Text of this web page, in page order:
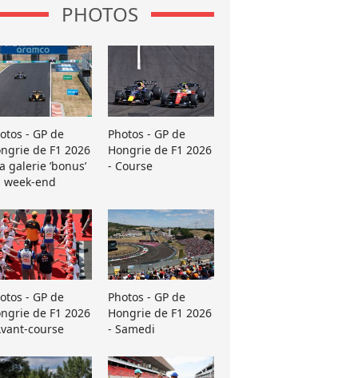
PHOTOS
- GP de
de F1 2026
galerie ’bonus’
week-end
Photos - GP de
Hongrie de F1 2026
- Course
- GP de
de F1 2026
course
Photos - GP de
Hongrie de F1 2026
- Samedi